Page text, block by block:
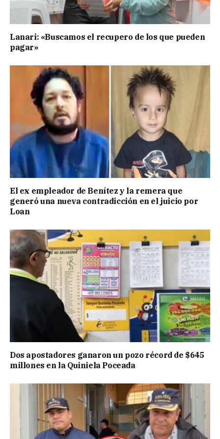
Lanari: «Buscamos el recupero de los que pueden
pagar»
El ex empleador de Benítez y la remera que
generó una nueva contradicción en el juicio por
Loan
Dos apostadores ganaron un pozo récord de $645
millones en la Quiniela Poceada